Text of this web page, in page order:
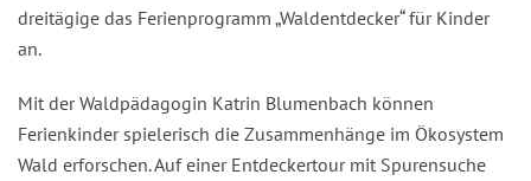
dreitägige das Ferienprogramm „Waldentdecker“ für Kinder
an.
Mit der Waldpädagogin Katrin Blumenbach können
Ferienkinder spielerisch die Zusammenhänge im Ökosystem
Wald erforschen. Auf einer Entdeckertour mit Spurensuche